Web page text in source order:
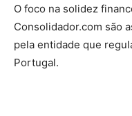
O foco na solidez
Consolidador.com são
pela entidade que
Portugal.